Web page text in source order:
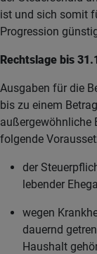
ist und sich somit
Progression
Rechtslage bis
Ausgaben für die
bis zu einem
außergewöhnliche
folgende
der
lebender
wegen
dauernd
Haushalt